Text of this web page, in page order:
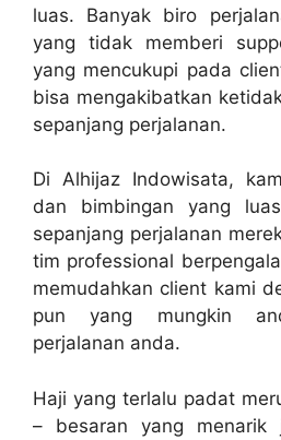
luas. Banyak biro
yang tidak memberi
yang mencukupi pada
bisa mengakibatkan
sepanjang perjalanan.
Di Alhijaz Indowisata,
dan bimbingan yang
sepanjang perjalanan
tim professional
memudahkan client kami
pun yang mungkin
perjalanan anda.
Haji yang terlalu padat
– besaran yang menarik